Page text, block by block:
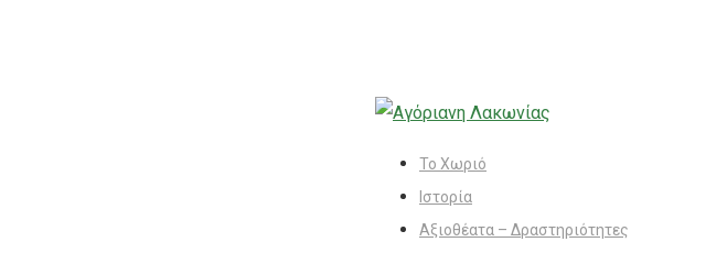
Το Χωριό
Ιστορία
Αξιοθέατα – Δραστηριότητες